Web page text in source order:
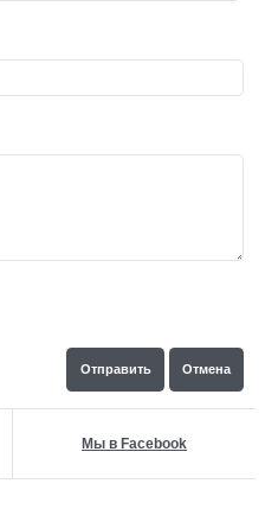
Мы в Facebook